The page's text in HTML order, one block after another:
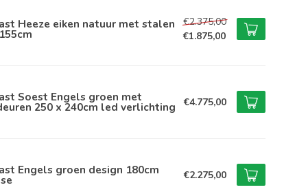
Heeze eiken natuur met stalen
€2.375,00
€1.875,00
Soest Engels groen met
250 x 240cm led verlichting €4.775,00
Engels groen design 180cm €2.275,00